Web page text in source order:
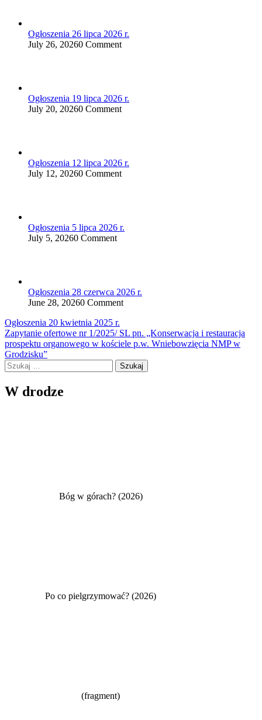
Ogłoszenia 26 lipca 2026 r.
July 26, 20260 Comment
Ogłoszenia 19 lipca 2026 r.
July 20, 20260 Comment
Ogłoszenia 12 lipca 2026 r.
July 12, 20260 Comment
Ogłoszenia 5 lipca 2026 r.
July 5, 20260 Comment
Ogłoszenia 28 czerwca 2026 r.
June 28, 20260 Comment
Nawigacja
wpisu
Ogłoszenia 20 kwietnia 2025 r.
Zapytanie ofertowe nr 1/2025/ SL pn. „Konserwacja i restauracja
prospektu organowego w kościele p.w. Wniebowzięcia NMP w
Grodzisku”
Szukaj:
W drodze
Bóg w górach? (2026)
Po co pielgrzymować? (2026)
(fragment)